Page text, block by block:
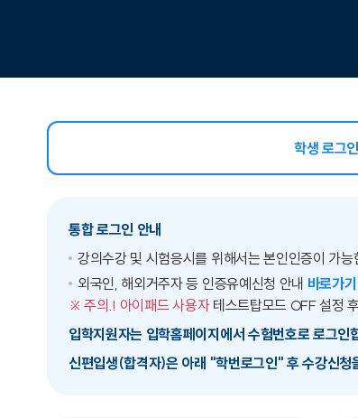
학생 로그인
선택됨
통합 로그인 안내
강의수강 및 시험응시를 위해서는 본인인증이 가
외국인, 해외거주자 등 인증유예신청 안내 바로가기
※ 주의.! 아이패드 사용자테스트탑모드 OFF 설정
입학지원자는 입학홈페이지에서 수험번호로 로그인
신편입생(합격자)은 아래 "학번로그인" 후 수강신